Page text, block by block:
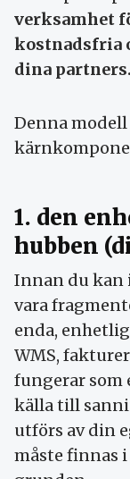
verksamhet
kostnadsfria
dina partners.
Denna
1. den
hubben
Innan du kan
vara
enda,
WMS,
fungerar som
källa till
utförs av din
måste finnas